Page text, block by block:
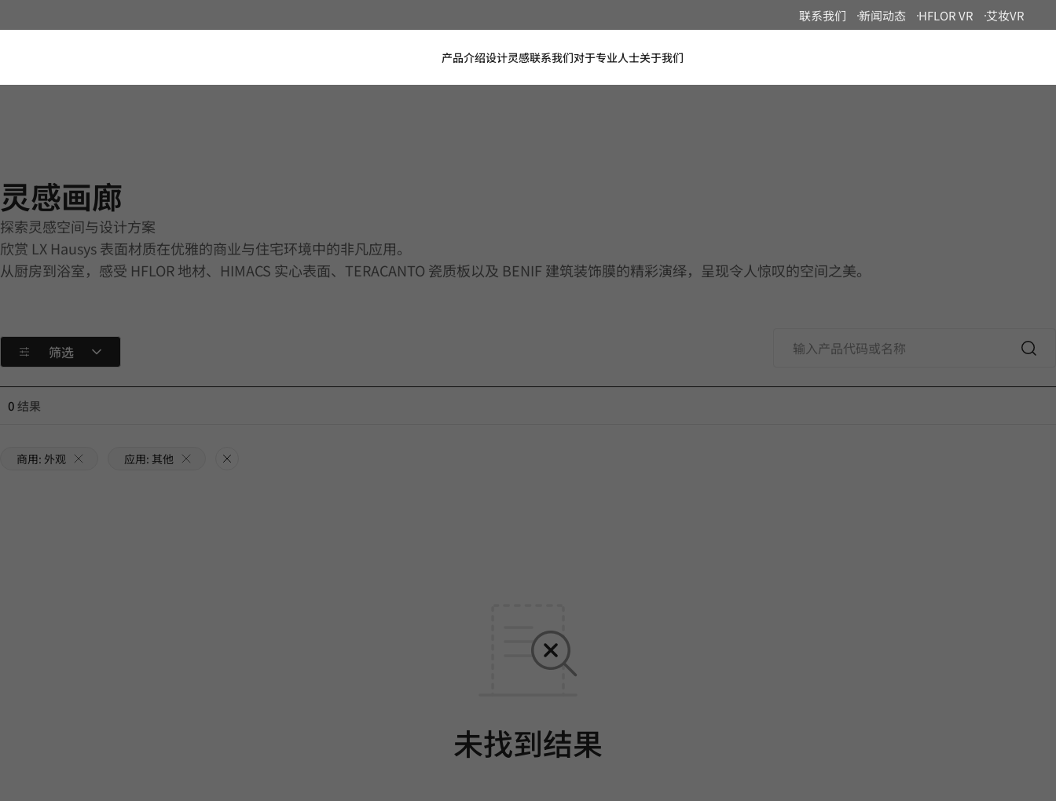
联系我们 新闻动态 HFLOR VR 艾妆VR
产品介绍设计灵感联系我们对于专业人士关于我们
灵感画廊 | Others | Application
灵感画廊
探索灵感空间与设计方案
欣赏 LX Hausys 表面材质在优雅的商业与住宅环境中的非凡应用。
从厨房到浴室，感受 HFLOR 地材、HIMACS 实心表面、TERACANTO 瓷质板以及 BENIF 建筑装饰膜的精彩演绎，呈现令人惊叹的空间之美。
筛选
0结果
商用: 外观 应用: 其他
未找到结果